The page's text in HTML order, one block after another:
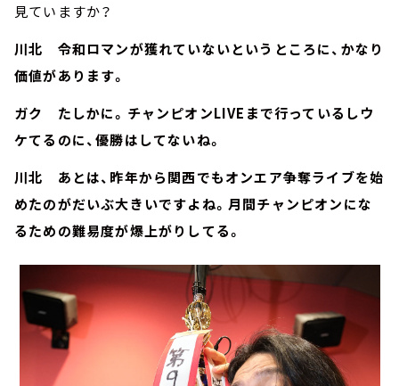
見ていますか？
川北 令和ロマンが獲れていないというところに、かなり
価値があります。
ガク たしかに。チャンピオンLIVEまで行っているしウ
ケてるのに、優勝はしてないね。
川北 あとは、昨年から関西でもオンエア争奪ライブを始
めたのがだいぶ大きいですよね。月間チャンピオンにな
るための難易度が爆上がりしてる。